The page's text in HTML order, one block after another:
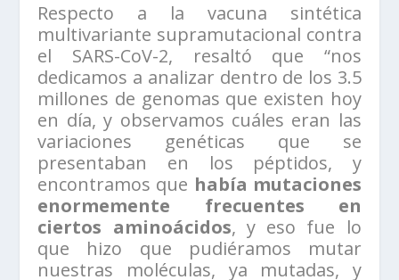
Respecto a la vacuna sintética
multivariante supramutacional contra
el SARS-CoV-2, resaltó que “nos
dedicamos a analizar dentro de los 3.5
millones de genomas que existen hoy
en día, y observamos cuáles eran las
variaciones genéticas que se
presentaban en los péptidos, y
encontramos que había mutaciones
enormemente frecuentes en
ciertos aminoácidos, y eso fue lo
que hizo que pudiéramos mutar
nuestras moléculas, ya mutadas, y